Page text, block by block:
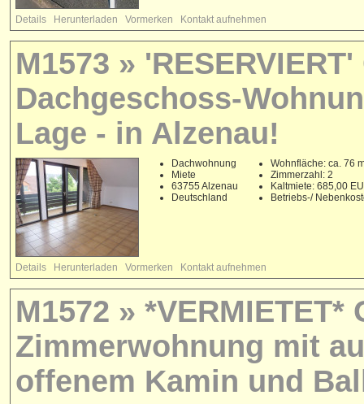
Details Herunterladen Vormerken Kontakt aufnehmen
M1573 »
Dachgeschoss-
Lage - in Alzenau!
Dachwohnung
Miete
63755 Alzenau
Deutschland
Wohnfläche: ca. 76
Zimmerzahl: 2
Kaltmiete: 685,00
Betriebs-/
Details Herunterladen Vormerken Kontakt aufnehmen
M1572 »
Zimmerwohnung mit
offenem Kamin und